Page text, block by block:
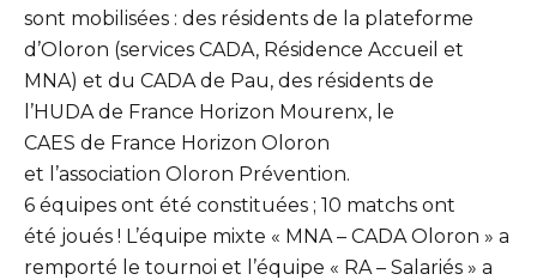
sont mobilisées : des résidents de la plateforme
d’Oloron (services CADA, Résidence Accueil et
MNA) et du CADA de Pau, des résidents de
l’HUDA de France Horizon Mourenx, le
CAES de France Horizon Oloron
et l’association Oloron Prévention.
6 équipes ont été constituées ; 10 matchs ont
été joués ! L’équipe mixte « MNA – CADA Oloron » a
remporté le tournoi et l’équipe « RA – Salariés » a